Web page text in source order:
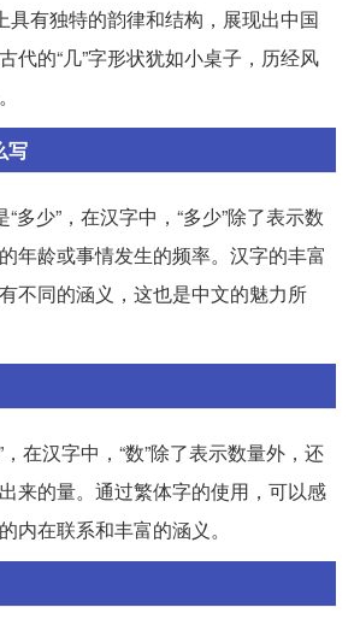
具有独特的韵律和结构，展现出中国
代的“几”字形状犹如小桌子，历经风
写
“多少”，在汉字中，“多少”除了表示数
年龄或事情发生的频率。汉字的丰富
不同的涵义，这也是中文的魅力所
，在汉字中，“数”除了表示数量外，还
来的量。通过繁体字的使用，可以感
内在联系和丰富的涵义。